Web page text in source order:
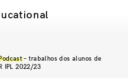
– trabalhos dos alunos de
IPL 2022/23